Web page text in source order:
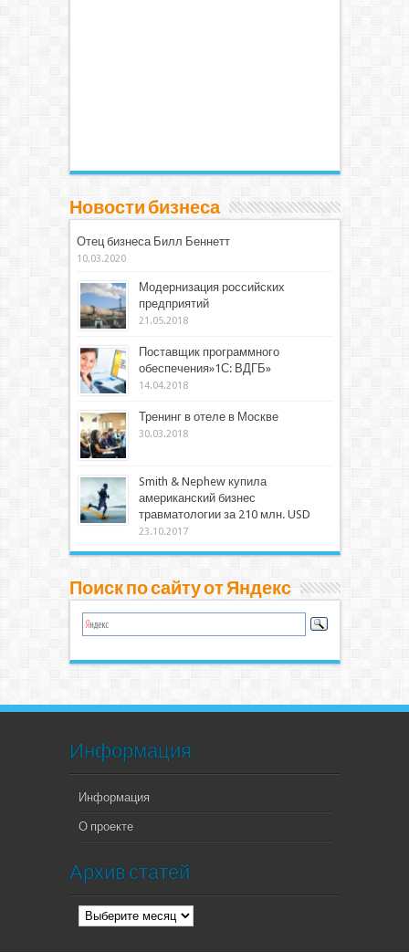
Новости бизнеса
Отец бизнеса Билл Беннетт
10.03.2020
Модернизация российских
предприятий
21.05.2018
Поставщик программного
обеспечения»1С: ВДГБ»
14.04.2018
Тренинг в отеле в Москве
30.03.2018
Smith & Nephew купила
американский бизнес
травматологии за 210 млн. USD
23.10.2017
Поиск по сайту от Яндекс
Информация
Информация
О проекте
Архив статей
Архив
статей